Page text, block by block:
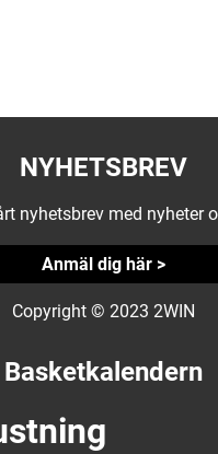
NYHETSBREV
nyhetsbrev med nyheter
Anmäl dig här >
Copyright © 2023 2WIN
Basketkalendern